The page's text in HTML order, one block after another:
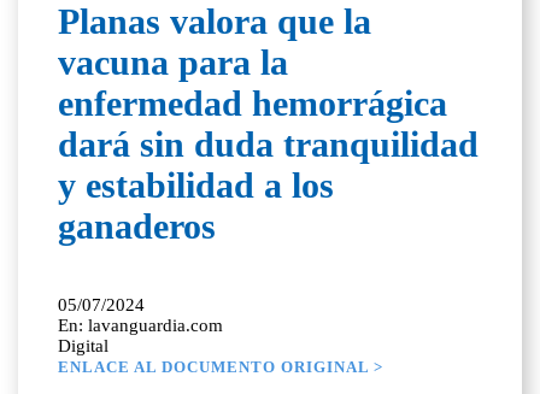
Planas valora que la
vacuna para la
enfermedad hemorrágica
dará sin duda tranquilidad
y estabilidad a los
ganaderos
05/07/2024
En: lavanguardia.com
Digital
ENLACE AL DOCUMENTO ORIGINAL >